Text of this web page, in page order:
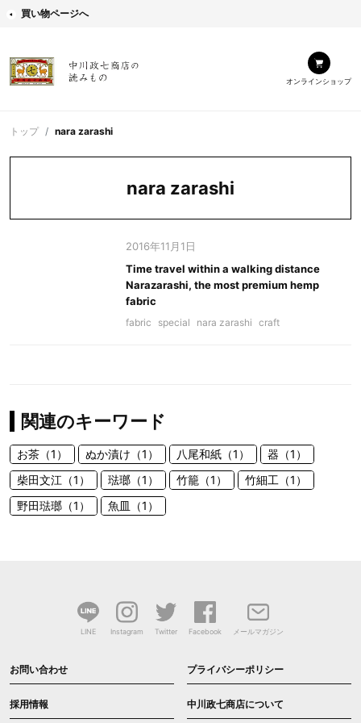
買い物ページへ
オンラインショップ
トップ nara zarashi
nara zarashi
2016年11月1日
Time travel within a walking distance
Narazarashi, the most premium hemp
fabric
fabric special nara zarashi craft
関連のキーワード
お茶（1） ぬか漬け（1） 八尾和紙（1）
器（1）
柴田文江（1）
琺瑯（1） 竹籠（1）
竹細工（1）
野田琺瑯（1）
魚皿（1）
LINE Instagram Twitter Facebook メールマガジン
お問い合わせ プライバシーポリシー
採用情報 中川政七商店について